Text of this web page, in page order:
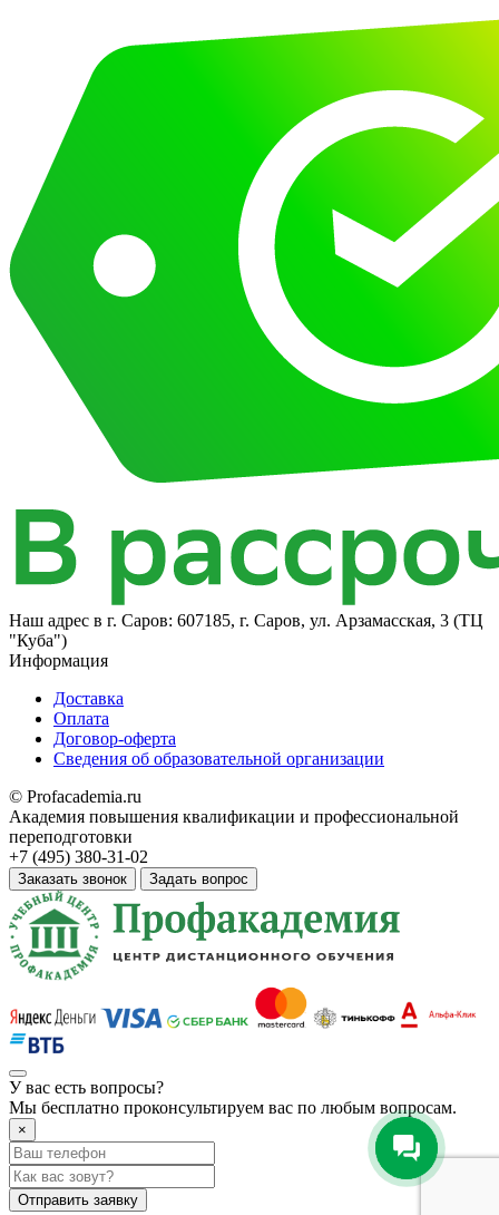
Наш адрес в г. Саров: 607185, г. Саров, ул. Арзамасская, 3 (ТЦ
"Куба")
Информация
Доставка
Оплата
Договор-оферта
Сведения об образовательной организации
© Profacademia.ru
Академия повышения квалификации и профессиональной
переподготовки
+7 (495) 380-31-02
Заказать звонок Задать вопрос
У вас есть вопросы?
Мы бесплатно проконсультируем вас по любым вопросам.
×
Отправить заявку